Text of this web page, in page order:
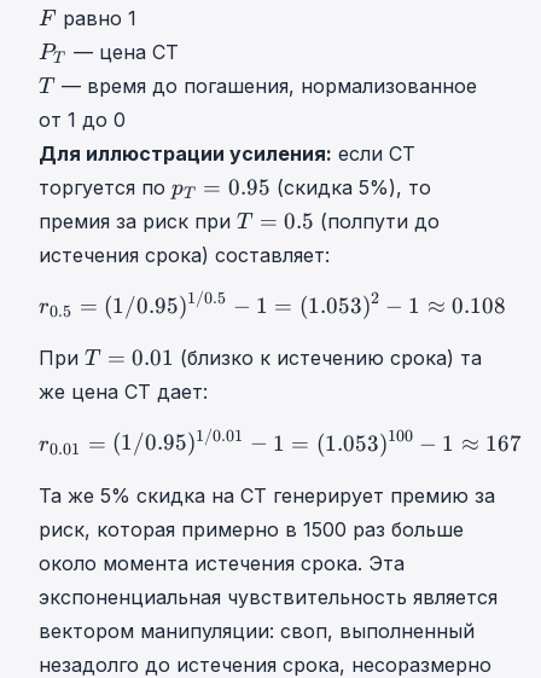
∑
T
r
T
v
T
C
u
m
u
l
t
v
e
H
Y
A
=
\
s
F
F
F равно 1
P
T
_
T
PT — цена CT
T
T
T — время до погашения, нормализованное
от 1 до 0
Для иллюстрации усиления: если CT
торгуется по p
T
0
.
9
5
_
T
=
0
9
5
pT = 0.95 (скидка 5%), то
премия за риск при T
=
.
T
.
T = 0.5 (полпути до
истечения срока) составляет:
r0.5=(1/0.95 )1 /0.5−1=
r0.5 = (1/0.95)1/0.5 − 1 = (1.053)2 − 1 ≈ 0.108
При T
=
.
1
T
=
0
.
0
1
T = 0.01 (близко к истечению срока) та
же цена CT дает:
r0.01=(1/0.95 )1 /0.01−1=
r0.01 = (1/0.95)1/0.01 − 1 = (1.053)100 − 1 ≈ 167
Та же 5% скидка на CT генерирует премию за
риск, которая примерно в 1500 раз больше
около момента истечения срока. Эта
экспоненциальная чувствительность является
вектором манипуляции: своп, выполненный
незадолго до истечения срока, несоразмерно